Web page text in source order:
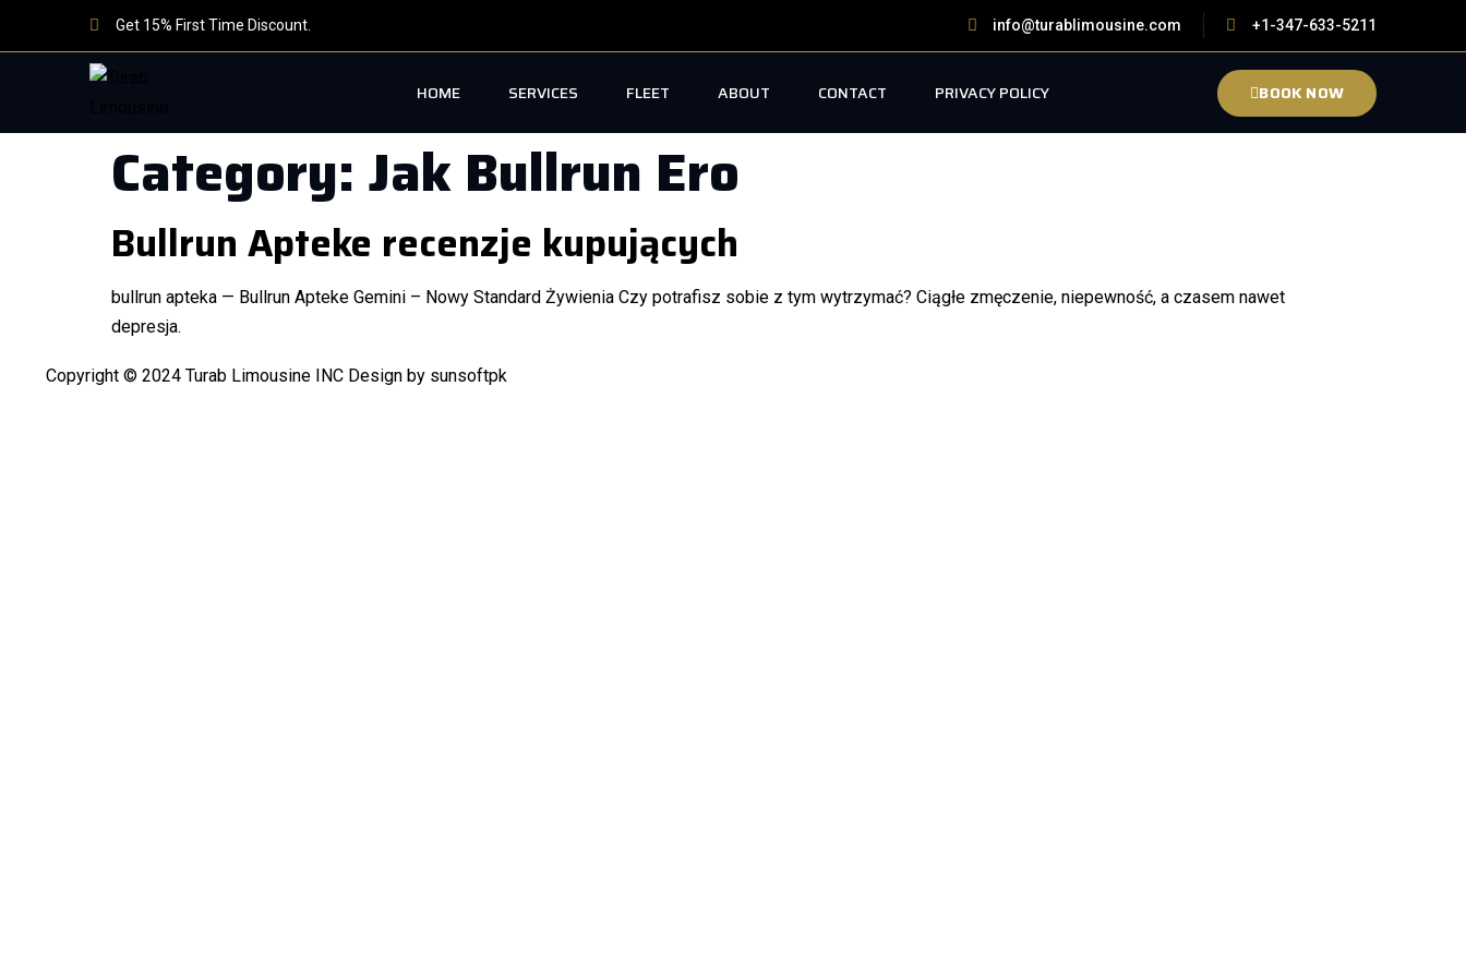
Get 15% First Time Discount. info@turablimousine.com +1-347-633-5211
HOME SERVICES FLEET ABOUT CONTACT PRIVACY POLICY BOOK NOW
Category: Jak Bullrun Ero
Bullrun Apteke recenzje kupujących
bullrun apteka — Bullrun Apteke Gemini – Nowy Standard Żywienia Czy potrafisz sobie z tym wytrzymać? Ciągłe zmęczenie, niepewność, a czasem nawet
depresja.
Copyright © 2024 Turab Limousine INC Design by sunsoftpk